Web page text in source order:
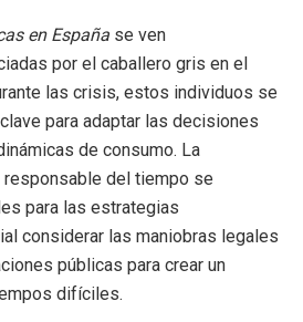
en España se ven
por el caballero gris en el
las crisis, estos individuos se
para adaptar las decisiones
de consumo. La
del tiempo se
para las estrategias
considerar las maniobras legales
públicas para crear un
difíciles.